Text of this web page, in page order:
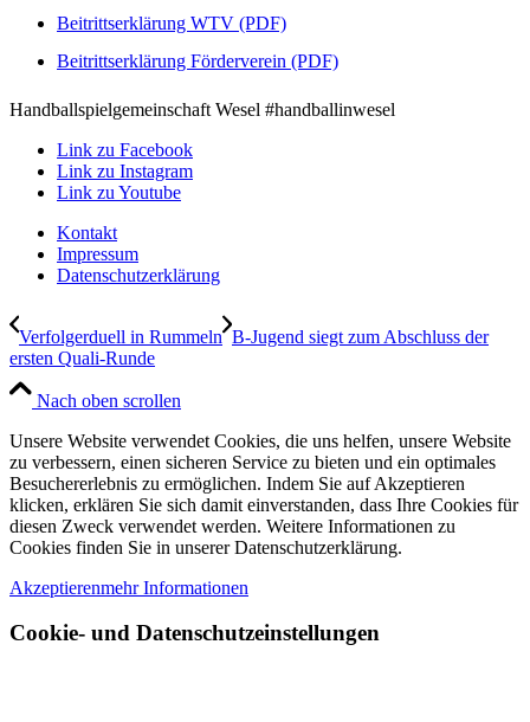
Beitrittserklärung WTV (PDF)
Beitrittserklärung Förderverein (PDF)
Handballspielgemeinschaft Wesel #handballinwesel
Link zu Facebook
Link zu Instagram
Link zu Youtube
Kontakt
Impressum
Datenschutzerklärung
Verfolgerduell in Rummeln B-Jugend siegt zum Abschluss der
ersten Quali-Runde
Nach oben scrollen
Unsere Website verwendet Cookies, die uns helfen, unsere Website
zu verbessern, einen sicheren Service zu bieten und ein optimales
Besuchererlebnis zu ermöglichen. Indem Sie auf Akzeptieren
klicken, erklären Sie sich damit einverstanden, dass Ihre Cookies für
diesen Zweck verwendet werden. Weitere Informationen zu
Cookies finden Sie in unserer Datenschutzerklärung.
Akzeptierenmehr Informationen
Cookie- und Datenschutzeinstellungen